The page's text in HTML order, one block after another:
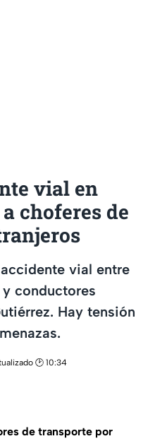
vial en
choferes de
vial entre
conductores
Hay tensión
🕑 10:34
de transporte por